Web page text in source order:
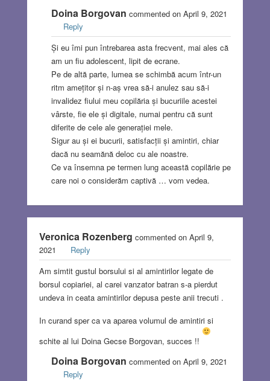
Doina Borgovan commented on April 9, 2021
Reply
Și eu îmi pun întrebarea asta frecvent, mai ales că
am un fiu adolescent, lipit de ecrane.
Pe de altă parte, lumea se schimbă acum într-un
ritm amețitor și n-aș vrea să-i anulez sau să-i
invalidez fiului meu copilăria și bucuriile acestei
vârste, fie ele și digitale, numai pentru că sunt
diferite de cele ale generației mele.
Sigur au și ei bucurii, satisfacții și amintiri, chiar
dacă nu seamănă deloc cu ale noastre.
Ce va însemna pe termen lung această copilărie pe
care noi o considerăm captivă … vom vedea.
Veronica Rozenberg commented on April 9,
2021
Reply
Am simtit gustul borsului si al amintirilor legate de
borsul copiariei, al carei vanzator batran s-a pierdut
undeva in ceata amintirilor depusa peste anii trecuti .
In curand sper ca va aparea volumul de amintiri si
schite al lui Doina Gecse Borgovan, succes !!
Doina Borgovan commented on April 9, 2021
Reply